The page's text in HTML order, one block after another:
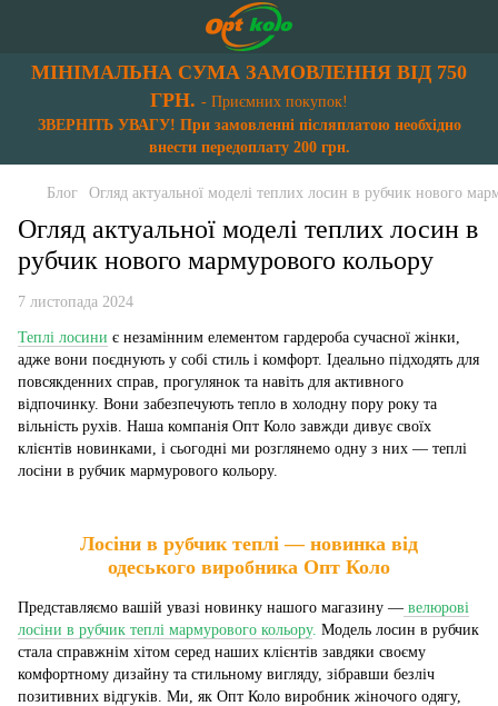
МІНІМАЛЬНА СУМА ЗАМОВЛЕННЯ ВІД 750
ГРН. - Приємних покупок!
ЗВЕРНІТЬ УВАГУ! При замовленні післяплатою необхідно
внести передоплату 200 грн.
Блог Огляд актуальної моделі теплих лосин в рубчик нового
Огляд актуальної моделі теплих лосин в
рубчик нового мармурового кольору
7 листопада 2024
Теплі лосини є незамінним елементом гардероба сучасної жінки,
адже вони поєднують у собі стиль і комфорт. Ідеально підходять для
повсякденних справ, прогулянок та навіть для активного
відпочинку. Вони забезпечують тепло в холодну пору року та
вільність рухів. Наша компанія Опт Коло завжди дивує своїх
клієнтів новинками, і сьогодні ми розглянемо одну з них — теплі
лосіни в рубчик мармурового кольору.
Лосіни в рубчик теплі — новинка від
одеського виробника Опт Коло
Представляємо вашій увазі новинку нашого магазину — велюрові
лосіни в рубчик теплі мармурового кольору. Модель лосин в рубчик
стала справжнім хітом серед наших клієнтів завдяки своєму
комфортному дизайну та стильному вигляду, зібравши безліч
позитивних відгуків. Ми, як Опт Коло виробник жіночого одягу,